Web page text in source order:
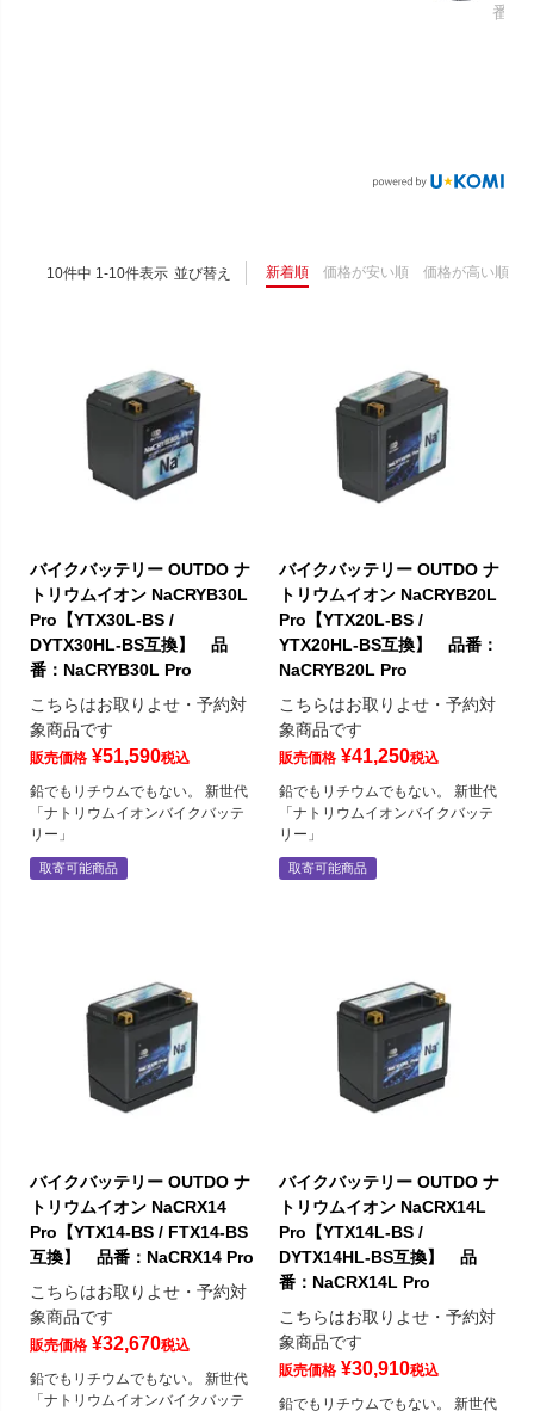
番：
並び替え 新着順 価格が安い順 価格が高い順
10件中 1 -10件表示
バイクバッテリー OUTDO ナ
トリウムイオン NaCRYB30L
Pro【YTX30L-BS /
DYTX30HL-BS互換】 品
番：NaCRYB30L Pro
こちらはお取りよせ・予約対
象商品です
販売価格 ¥51,590税込
鉛でもリチウムでもない。 新世代
「ナトリウムイオンバイクバッテ
リー」
取寄可能商品
バイクバッテリー OUTDO ナ
トリウムイオン NaCRYB20L
Pro【YTX20L-BS /
YTX20HL-BS互換】 品番：
NaCRYB20L Pro
こちらはお取りよせ・予約対
象商品です
販売価格 ¥41,250税込
鉛でもリチウムでもない。 新世代
「ナトリウムイオンバイクバッテ
リー」
取寄可能商品
バイクバッテリー OUTDO ナ
トリウムイオン NaCRX14
Pro【YTX14-BS / FTX14-BS
互換】 品番：NaCRX14 Pro
こちらはお取りよせ・予約対
象商品です
販売価格 ¥32,670税込
鉛でもリチウムでもない。 新世代
「ナトリウムイオンバイクバッテ
バイクバッテリー OUTDO ナ
トリウムイオン NaCRX14L
Pro【YTX14L-BS /
DYTX14HL-BS互換】 品
番：NaCRX14L Pro
こちらはお取りよせ・予約対
象商品です
販売価格 ¥30,910税込
鉛でもリチウムでもない。 新世代